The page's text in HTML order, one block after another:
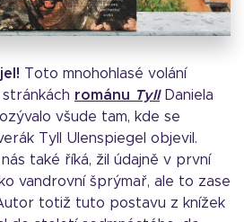
Toto mnohohlasé volání
románu TyllDaniela
všude tam, kde se
Tyll Ulenspiegel objevil.
nás také říká, žil údajně v první
vandrovní šprýmař, ale to zase
totiž tuto postavu z knížek